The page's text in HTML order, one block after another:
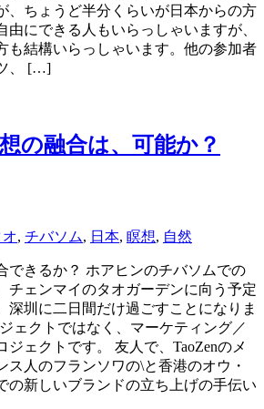
、ちょうど半分くらいが日本からの方
由にできる人もいらっしゃいますが、
も結構いらっしゃいます。他の参加者
、 […]
の融合は、可能か？
オ, チバソム, 日本, 瞑想, 自然
できるか？ ホアヒンのチバソムでの
チェンマイのタオガーデンに向う予定
深圳に二日間だけ過ごすことになりま
ェクトではなく、マーケティング／
ジェクトです。 友人で、TaoZenのメ
ス人のフランソワの\と香港のオウ・
の新しいブランドの立ち上げの手伝い